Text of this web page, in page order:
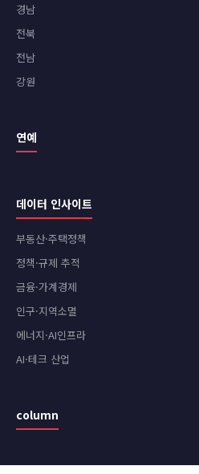
경남
전북
전남
강원
연예
데이터 인사이트
부동산·주택정책
정책·규제 추적
금융·가계경제
인구·지역소멸
에너지·AI인프라
AI·테크 산업
column